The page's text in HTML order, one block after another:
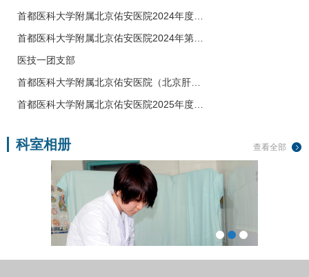
首都医科大学附属北京佑安医院2024年度…
首都医科大学附属北京佑安医院2024年第…
医技一团支部
首都医科大学附属北京佑安医院（北京肝…
首都医科大学附属北京佑安医院2025年度…
查看全部
科室相册